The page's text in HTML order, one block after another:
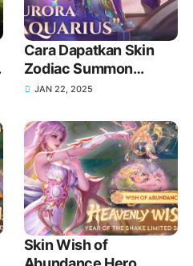
Cara Dapatkan Skin
Zodiac Summon
Aquarius Aurora MLBB
JAN 22, 2025
Skin Wish of